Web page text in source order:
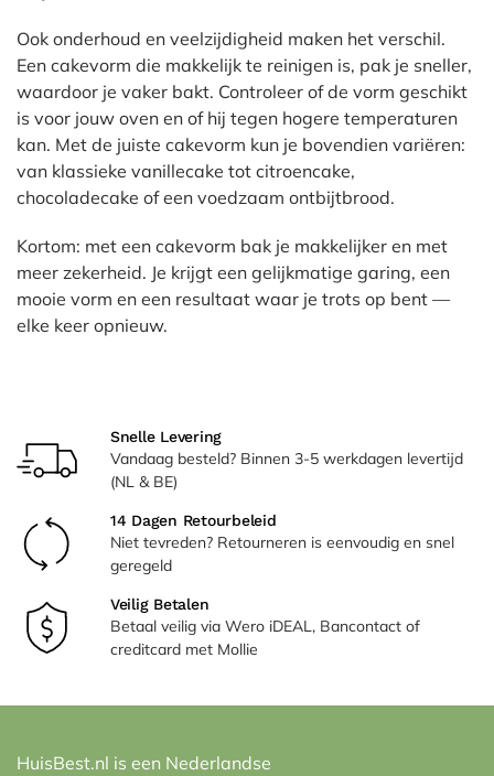
Ook onderhoud en veelzijdigheid maken het verschil.
Een cakevorm die makkelijk te reinigen is, pak je sneller,
waardoor je vaker bakt. Controleer of de vorm geschikt
is voor jouw oven en of hij tegen hogere temperaturen
kan. Met de juiste cakevorm kun je bovendien variëren:
van klassieke vanillecake tot citroencake,
chocoladecake of een voedzaam ontbijtbrood.
Kortom: met een cakevorm bak je makkelijker en met
meer zekerheid. Je krijgt een gelijkmatige garing, een
mooie vorm en een resultaat waar je trots op bent —
elke keer opnieuw.
Snelle Levering
Vandaag besteld? Binnen 3-5 werkdagen levertijd
(NL & BE)
14 Dagen Retourbeleid
Niet tevreden? Retourneren is eenvoudig en snel
geregeld
Veilig Betalen
Betaal veilig via Wero iDEAL, Bancontact of
creditcard met Mollie
HuisBest.nl is een Nederlandse